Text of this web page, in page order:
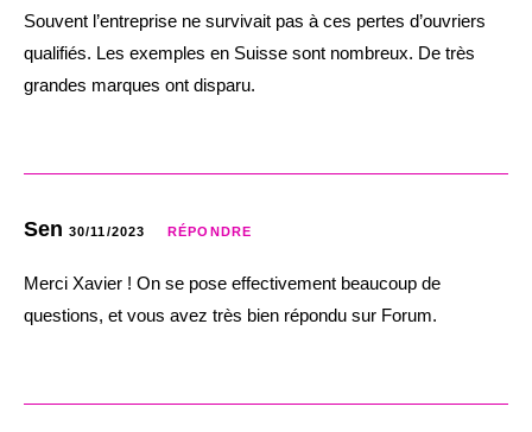
Souvent l’entreprise ne survivait pas à ces pertes d’ouvriers
qualifiés. Les exemples en Suisse sont nombreux. De très
grandes marques ont disparu.
Sen 30/11/2023 RÉPONDRE
Merci Xavier ! On se pose effectivement beaucoup de
questions, et vous avez très bien répondu sur Forum.